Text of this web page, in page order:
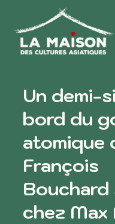
Un demi-
bord du
atomique
François
chez Max